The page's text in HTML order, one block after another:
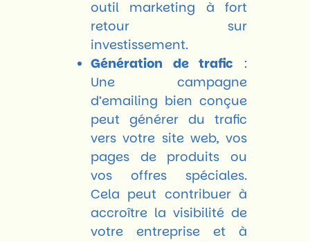
outil marketing à fort
retour sur
investissement.
Génération de trafic :
Une campagne
d’emailing bien conçue
peut générer du trafic
vers votre site web, vos
pages de produits ou
vos offres spéciales.
Cela peut contribuer à
accroître la visibilité de
votre entreprise et à